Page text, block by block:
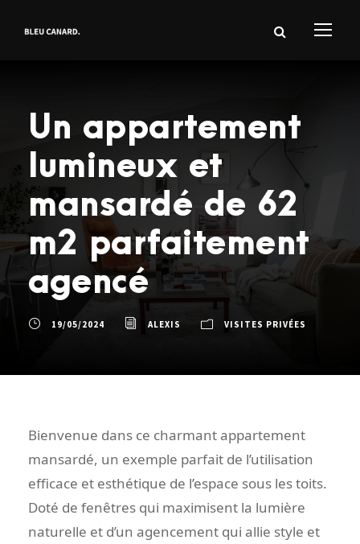
Un appartement
lumineux et
mansardé de 62
m2 parfaitement
agencé
19/05/2024 ALEXIS VISITES PRIVÉES
Bienvenue dans ce charmant appartement
mansardé, un exemple parfait de l’utilisation
efficace et esthétique de l’espace sous les toits.
Doté de fenêtres qui maximisent la lumière
naturelle et d’un agencement qui allie style et